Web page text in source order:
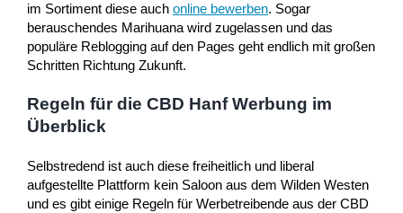
im Sortiment diese auch online bewerben. Sogar
berauschendes Marihuana wird zugelassen und das
populäre Reblogging auf den Pages geht endlich mit großen
Schritten Richtung Zukunft.
Regeln für die CBD Hanf Werbung im
Überblick
Selbstredend ist auch diese freiheitlich und liberal
aufgestellte Plattform kein Saloon aus dem Wilden Westen
und es gibt einige Regeln für Werbetreibende aus der CBD